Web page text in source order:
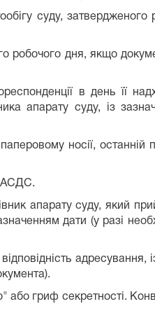
суду, затвердженого
робочого дня, якщо
в день її
апарату суду, із
носії, останній
АСДС.
апарату суду, який
дати (у разі
адресування,
або гриф секретності.